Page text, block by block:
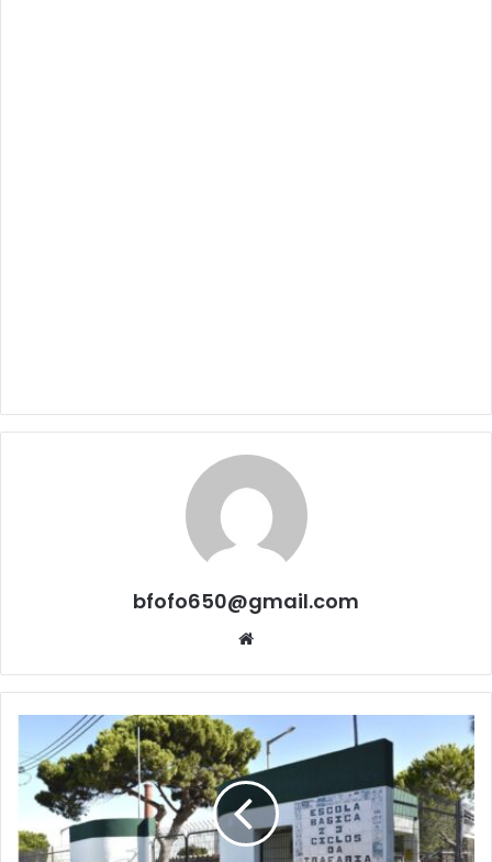
bfofo650@gmail.com
Website